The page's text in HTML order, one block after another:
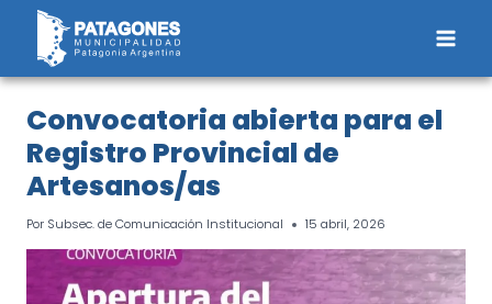
Saltar
contenido
Convocatoria abierta para el
Registro Provincial de
Artesanos/as
Por Subsec. de Comunicación Institucional 15 abril, 2026